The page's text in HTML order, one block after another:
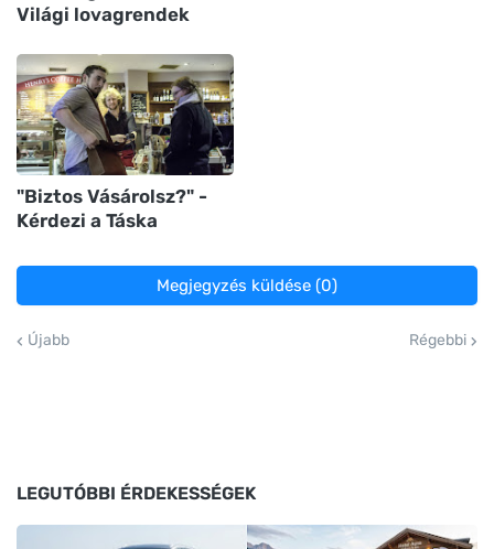
Világi lovagrendek
"Biztos Vásárolsz?" -
Kérdezi a Táska
Megjegyzés küldése (0)
Újabb Régebbi
LEGUTÓBBI ÉRDEKESSÉGEK